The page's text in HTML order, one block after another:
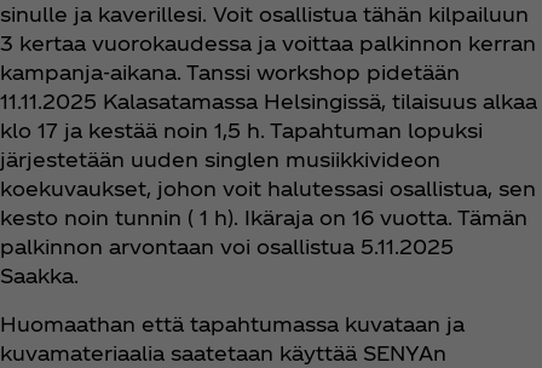
sinulle ja kaverillesi. Voit osallistua tähän kilpailuun
3 kertaa vuorokaudessa ja voittaa palkinnon kerran
kampanja-aikana. Tanssi workshop pidetään
11.11.2025 Kalasatamassa Helsingissä, tilaisuus alkaa
klo 17 ja kestää noin 1,5 h. Tapahtuman lopuksi
järjestetään uuden singlen musiikkivideon
koekuvaukset, johon voit halutessasi osallistua, sen
kesto noin tunnin ( 1 h). Ikäraja on 16 vuotta. Tämän
palkinnon arvontaan voi osallistua 5.11.2025
Saakka.
Huomaathan että tapahtumassa kuvataan ja
kuvamateriaalia saatetaan käyttää SENYAn